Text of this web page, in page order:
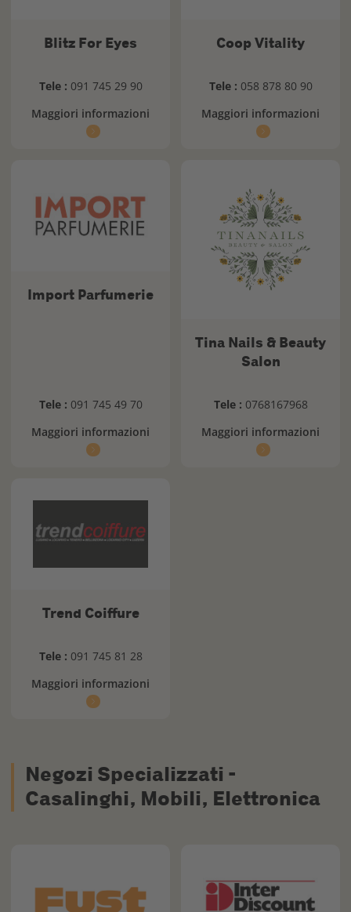
Blitz For Eyes
Tele : 091 745 29 90
Maggiori informazioni
Coop Vitality
Tele : 058 878 80 90
Maggiori informazioni
Import Parfumerie
Tele : 091 745 49 70
Maggiori informazioni
Tina Nails & Beauty
Salon
Tele : 0768167968
Maggiori informazioni
Trend Coiffure
Tele : 091 745 81 28
Maggiori informazioni
Negozi Specializzati -
Casalinghi, Mobili, Elettronica